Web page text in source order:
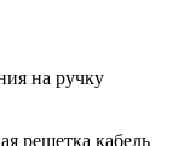
на ручку
решетка кабель